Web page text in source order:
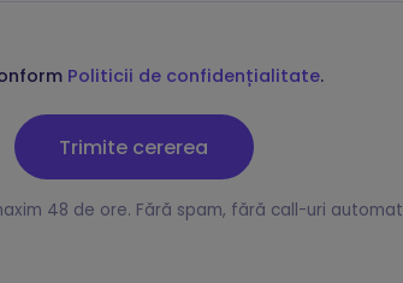
Politicii de confidențialitate.
Trimite cererea
48 de ore. Fără spam, fără call-uri